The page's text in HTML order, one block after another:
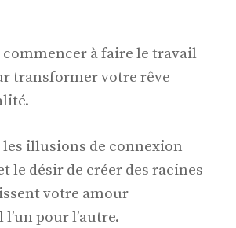
commencer à faire le travail
transformer votre rêve
les illusions de connexion
le désir de créer des racines
votre amour
pour l’autre.